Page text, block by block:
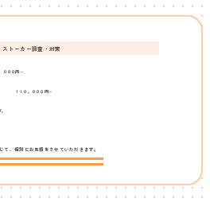
ストーカー調査・対策
０００円～
１１０，０００円～
て、個別にお見積をさせていただきます。